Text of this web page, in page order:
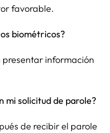
favorable.
biométricos?
presentar información
mi solicitud de parole?
de recibir el parole